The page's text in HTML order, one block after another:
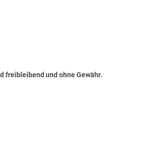
freibleibend und ohne Gewähr.